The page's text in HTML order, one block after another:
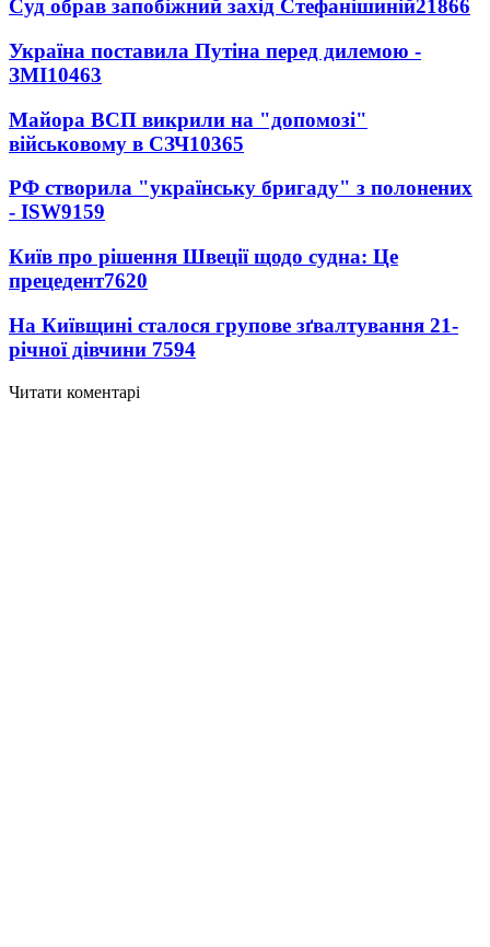
Суд обрав запобіжний захід Стефанішиній21866
Україна поставила Путіна перед дилемою -
ЗМІ10463
Майора ВСП викрили на "допомозі"
військовому в СЗЧ10365
РФ створила "українську бригаду" з полонених
- ISW9159
Київ про рішення Швеції щодо судна: Це
прецедент7620
На Київщині сталося групове зґвалтування 21-
річної дівчини 7594
Читати коментарі